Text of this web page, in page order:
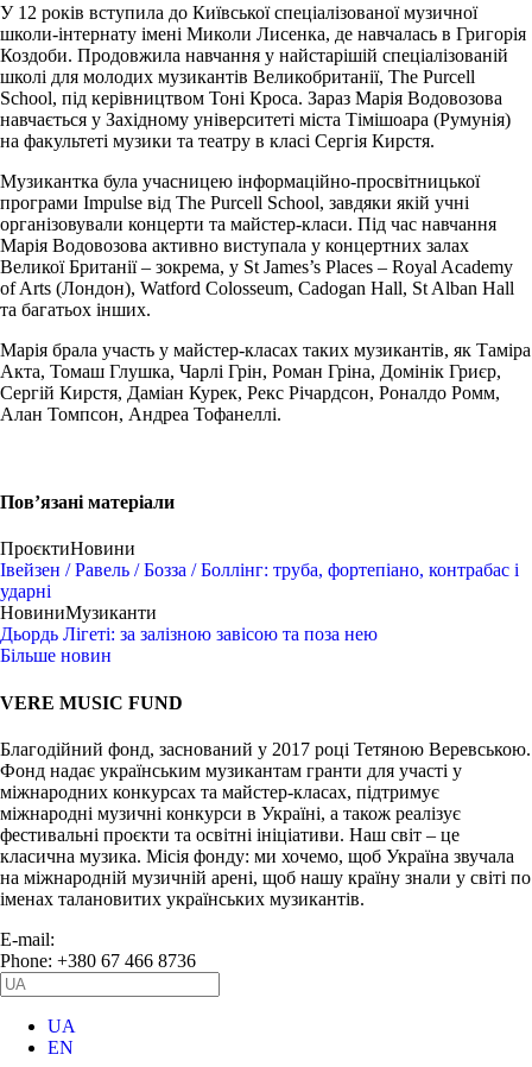
У 12 років вступила до Київської спеціалізованої музичної
школи-інтернату імені Миколи Лисенка, де навчалась в Григорія
Коздоби. Продовжила навчання у найстарішій спеціалізованій
школі для молодих музикантів Великобританії, The Purcell
School, під керівництвом Тоні Кроса. Зараз Марія Водовозова
навчається у Західному університеті міста Тімішоара (Румунія)
на факультеті музики та театру в класі Сергія Кирстя.
Музикантка була учасницею інформаційно-просвітницької
програми Impulse від The Purcell School, завдяки якій учні
організовували концерти та майстер-класи. Під час навчання
Марія Водовозова активно виступала у концертних залах
Великої Британії – зокрема, у St James’s Places – Royal Academy
of Arts (Лондон), Watford Colosseum, Cadogan Hall, St Alban Hall
та багатьох інших.
Марія брала участь у майстер-класах таких музикантів, як Таміра
Акта, Томаш Глушка, Чарлі Грін, Роман Гріна, Домінік Гриєр,
Сергій Кирстя, Даміан Курек, Рекс Річардсон, Роналдо Ромм,
Алан Томпсон, Андреа Тофанеллі.
Пов’язані матеріали
ПроєктиНовини
Івейзен / Равель / Бозза / Боллінг: труба, фортепіано, контрабас і
ударні
НовиниМузиканти
Дьордь Лігеті: за залізною завісою та поза нею
Більше новин
VERE MUSIC FUND
Благодійний фонд, заснований у 2017 році Тетяною Веревською.
Фонд надає українським музикантам гранти для участі у
міжнародних конкурсах та майстер-класах, підтримує
міжнародні музичні конкурси в Україні, а також реалізує
фестивальні проєкти та освітні ініціативи. Наш світ – це
класична музика. Місія фонду: ми хочемо, щоб Україна звучала
на міжнародній музичній арені, щоб нашу країну знали у світі по
іменах талановитих українських музикантів.
E-mail:
Phone: +380 67 466 8736
UA
EN